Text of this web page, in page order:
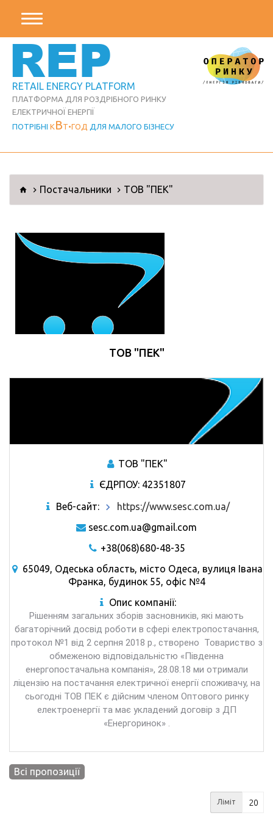
REP
RETAIL ENERGY PLATFORM
ПЛАТФОРМА ДЛЯ РОЗДРІБНОГО РИНКУ
ЕЛЕКТРИЧНОЇ ЕНЕРГІЇ
ПОТРІБНІ К ВТ ГОД ДЛЯ МАЛОГО БІЗНЕСУ
Постачальники ТОВ "ПЕК"
ТОВ "ПЕК"
ТОВ "ПЕК"
ЄДРПОУ: 42351807
Веб-сайт:
https://www.sesc.com.ua/
sesc.com.ua@gmail.com
+38(068)680-48-35
65049, Одеська область, місто Одеса, вулиця Івана
Франка, будинок 55, офіс №4
Опис компанії:
Рішенням загальних зборів засновників, які мають
багаторічний досвід роботи в сфері електропостачання,
протокол №1 від 2 серпня 2018 р., створено Товариство з
обмеженою відповідальністю «Південна
енергопостачальна компанія», 28.08.18 ми отримали
ліцензію на постачання електричної енергії споживачу, на
сьогодні ТОВ ПЕК є дійсним членом Оптового ринку
електроенергії та має укладений договір з ДП
«Енергоринок» .
Всі пропозиції
Ліміт